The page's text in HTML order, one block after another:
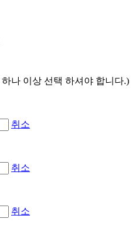
나 이상 선택 하셔야 합니다.)
취소
취소
취소